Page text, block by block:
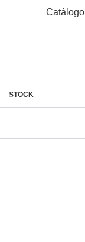
Catálogo
STOCK